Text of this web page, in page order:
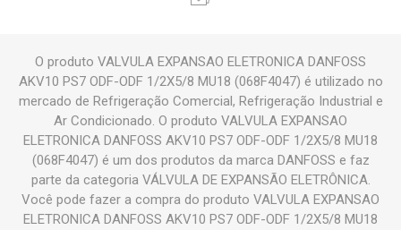
O produto VALVULA EXPANSAO ELETRONICA DANFOSS
AKV10 PS7 ODF-ODF 1/2X5/8 MU18 (068F4047) é utilizado no
mercado de Refrigeração Comercial, Refrigeração Industrial e
Ar Condicionado. O produto VALVULA EXPANSAO
ELETRONICA DANFOSS AKV10 PS7 ODF-ODF 1/2X5/8 MU18
(068F4047) é um dos produtos da marca DANFOSS e faz
parte da categoria VÁLVULA DE EXPANSÃO ELETRÔNICA.
Você pode fazer a compra do produto VALVULA EXPANSAO
ELETRONICA DANFOSS AKV10 PS7 ODF-ODF 1/2X5/8 MU18